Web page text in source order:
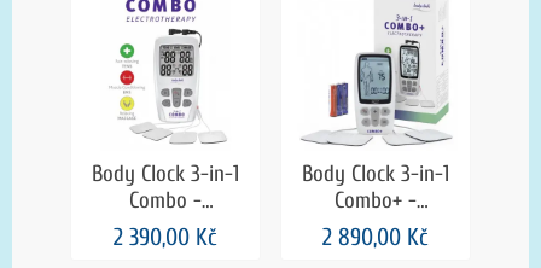
Body Clock 3-in-1
Combo -
elektroterapeutický
přístroj s 22
2 390,00 Kč
Body Clock 3-in-1
Combo+ -
elektroterapeutický
přístroj s 22
2 890,00 Kč